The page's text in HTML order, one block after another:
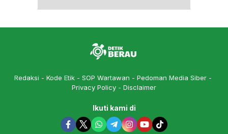
Redaksi Kode Etik SOP Wartawan
Pedoman Media Siber
Privacy Policy
Disclaimer
Ikuti kami di